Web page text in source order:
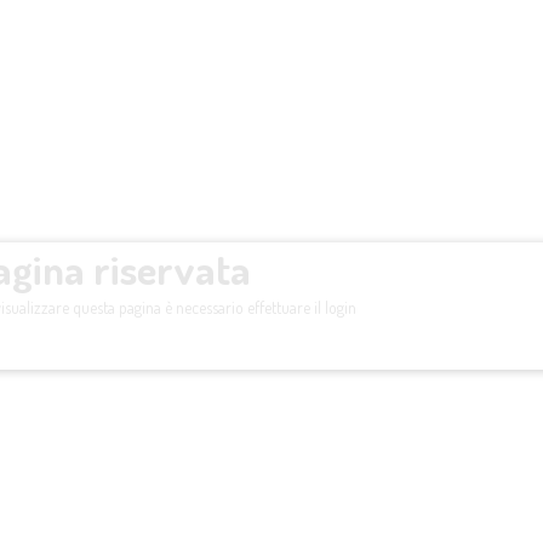
riservata
questa pagina è necessario effettuare il login